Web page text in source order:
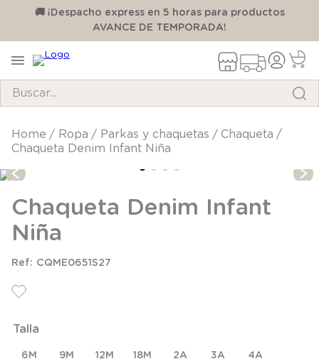
🚚 ¡Despacho express en 5 horas para productos
AVANCE DE TEMPORADA!
ropa parkas y chaquetas
chaqueta
Chaqueta Denim Infant Niña
Chaqueta Denim Infant
Niña
CQME0651S27
Talla
6M 9M 12M 18M 2A 3A 4A
TÉRMINOS MÁS BUSCADOS
3 .
zapatillas
.
body
5
manta
8.
9.
saco dormir